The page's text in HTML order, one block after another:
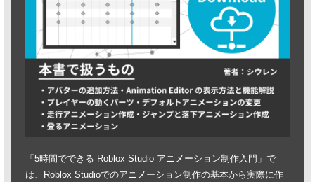
「5時間でできる Roblox Studio アニメーション制作入門」で
は、Roblox Studioでのアニメーション制作の基本から実際に作